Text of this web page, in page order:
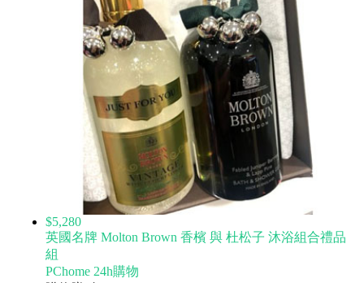
$5,280
英國名牌 Molton Brown 香檳 與 杜松子 沐浴組合禮品
組
PChome 24h購物